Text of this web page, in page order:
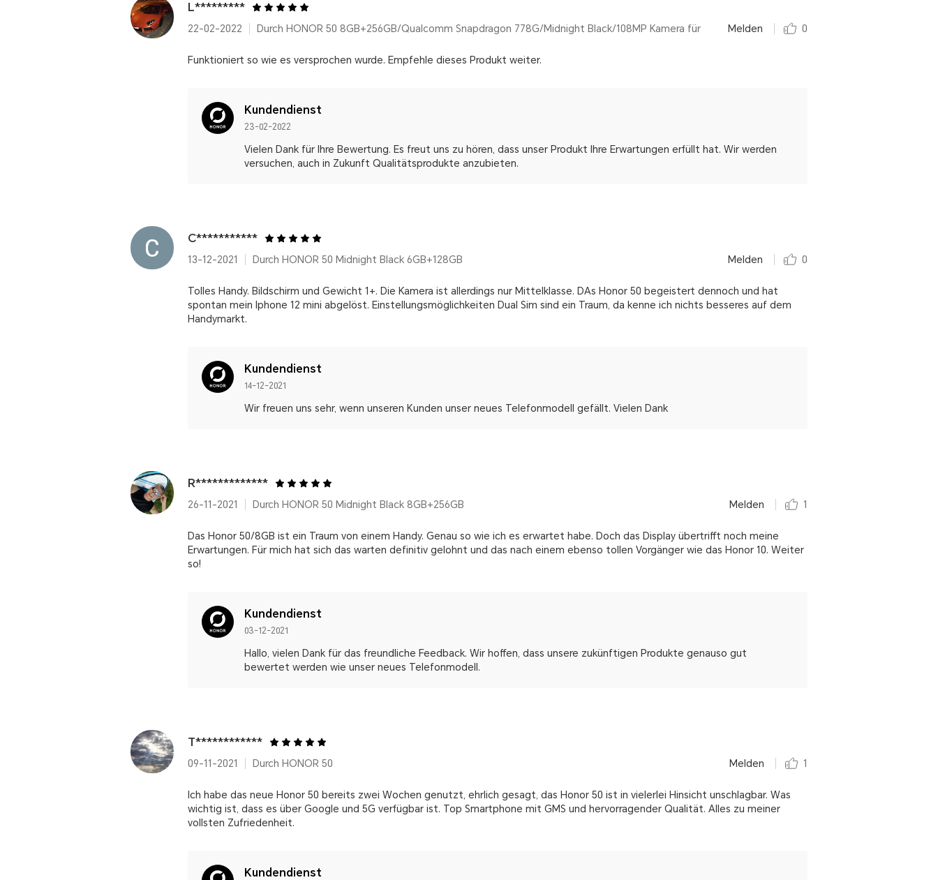
L*********
22-02-2022 Durch HONOR 50 8GB+256GB/Qualcomm Snapdragon 778G/Midnight Black/108MP Kamera für Melden 0
Funktioniert so wie es versprochen wurde. Empfehle dieses Produkt weiter.
Kundendienst
23-02-2022
Vielen Dank für Ihre Bewertung. Es freut uns zu hören, dass unser Produkt Ihre Erwartungen erfüllt hat. Wir werden
versuchen, auch in Zukunft Qualitätsprodukte anzubieten.
C***********
13-12-2021 Durch HONOR 50 Midnight Black 6GB+128GB Melden 0
Tolles Handy. Bildschirm und Gewicht 1+. Die Kamera ist allerdings nur Mittelklasse. DAs Honor 50 begeistert dennoch und hat
spontan mein Iphone 12 mini abgelöst. Einstellungsmöglichkeiten Dual Sim sind ein Traum, da kenne ich nichts besseres auf dem
Handymarkt.
Kundendienst
14-12-2021
Wir freuen uns sehr, wenn unseren Kunden unser neues Telefonmodell gefällt. Vielen Dank
R*************
26-11-2021 Durch HONOR 50 Midnight Black 8GB+256GB Melden 1
Das Honor 50/8GB ist ein Traum von einem Handy. Genau so wie ich es erwartet habe. Doch das Display übertrifft noch meine
Erwartungen. Für mich hat sich das warten definitiv gelohnt und das nach einem ebenso tollen Vorgänger wie das Honor 10. Weiter
so!
Kundendienst
03-12-2021
Hallo, vielen Dank für das freundliche Feedback. Wir hoffen, dass unsere zukünftigen Produkte genauso gut
bewertet werden wie unser neues Telefonmodell.
T************
09-11-2021 Durch HONOR 50 Melden 1
Ich habe das neue Honor 50 bereits zwei Wochen genutzt, ehrlich gesagt, das Honor 50 ist in vielerlei Hinsicht unschlagbar. Was
wichtig ist, dass es über Google und 5G verfügbar ist. Top Smartphone mit GMS und hervorragender Qualität. Alles zu meiner
vollsten Zufriedenheit.
Kundendienst